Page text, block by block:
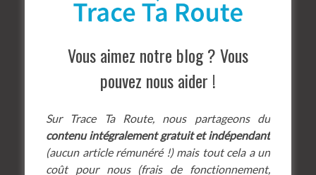
Vous aimez notre blog ? Vous
pouvez nous aider !
Sur Trace Ta Route, nous partageons du
contenu intégralement gratuit et indépendant
(aucun article rémunéré !) mais tout cela a un
coût pour nous (frais de fonctionnement,